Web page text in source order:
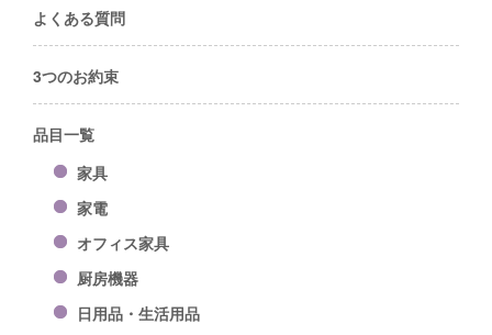
よくある質問
3つのお約束
品目一覧
家具
家電
オフィス家具
厨房機器
日用品・生活用品